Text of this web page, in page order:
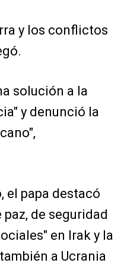
y los conflictos
solución a la
y denunció la
el papa destacó
de seguridad
en Irak y la
a Ucrania